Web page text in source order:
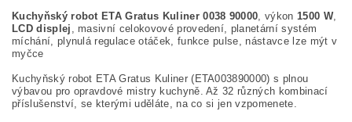
Kuchyňský robot ETA Gratus Kuliner 0038 90000, výkon 1500 W,
LCD displej , masivní celokovové provedení, planetární systém
míchání, plynulá regulace otáček, funkce pulse, nástavce lze mýt v
myčce
Kuchyňský robot ETA Gratus Kuliner (ETA003890000) s plnou
výbavou pro opravdové mistry kuchyně. Až 32 různých kombinací
příslušenství, se kterými uděláte, na co si jen vzpomenete.